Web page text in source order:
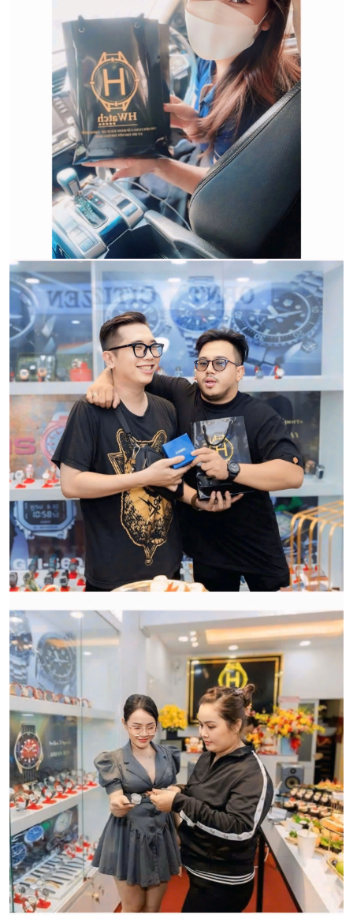
HWATCH Chuyên Nhập khẩu Và Phân Phối Các Loại
Đồng Hồ Chính Hãng
CẢM ƠN QUÝ KHÁCH ĐÃ TIN TƯỞNG VÀ ỦNG HỘ
HWATCH CHUYÊN NHẬP KHẨU và PHÂN PHỐI CÁC
LOẠI ĐỒNG HỒ CHÍNH HÃNG.
Qui trình xử lý thủ tục đổi trả
hàng:
CẢM ƠN QUÝ KHÁCH ĐÃ TIN TƯỞNG VÀ ỦNG HỘ
HWATCH CHUYÊN NHẬP KHẨU và PHÂN PHỐI CÁC
LOẠI ĐỒNG HỒ CHÍNH HÃNG.